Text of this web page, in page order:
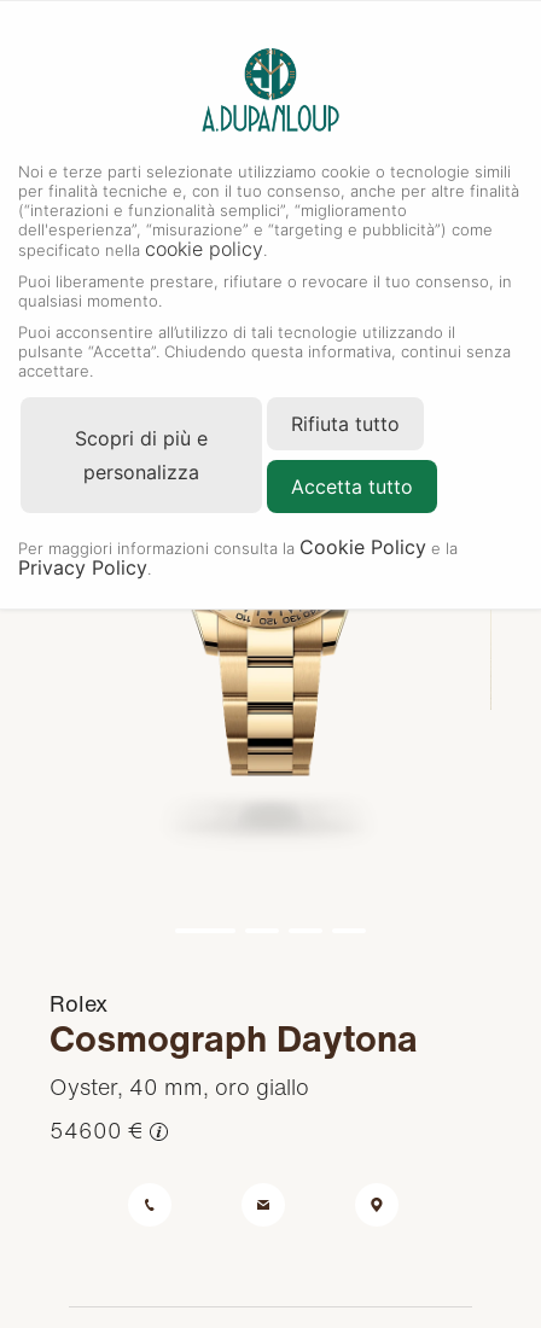
Collezione Cosmograph Daytona
Rolex
Cosmograph Daytona
Oyster, 40 mm, oro giallo
54600 €
Noi e terze parti selezionate utilizziamo cookie o tecnologie simili
per finalità tecniche e, con il tuo consenso, anche per altre finalità
(“interazioni e funzionalità semplici”, “miglioramento
dell'esperienza”, “misurazione” e “targeting e pubblicità”) come
specificato nella cookie policy
Puoi liberamente prestare, rifiutare o revocare il tuo consenso, in
qualsiasi momento.
Puoi acconsentire all’utilizzo di tali tecnologie utilizzando il
pulsante “Accetta”. Chiudendo questa informativa, continui senza
accettare.
Scopri di più e
personalizza
Rifiuta tutto
Accetta tutto
Per maggiori informazioni consulta la Cookie Policy e la
Privacy Policy